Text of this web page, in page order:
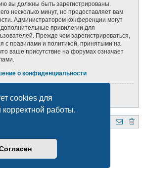
cookies для
работы.
вы должны быть зарегистрированы.
несколько минут, но предоставляет вам
Администратором конференции могут
привилегии для
Прежде чем зарегистрироваться,
с правилами и политикой, принятыми на
ваше присутствие на форумах означает
о конфиденциальности
Беларуси
Русская поддержка phpBB
|Правила